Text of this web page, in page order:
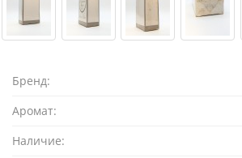
Бренд:
Аромат:
Наличие: